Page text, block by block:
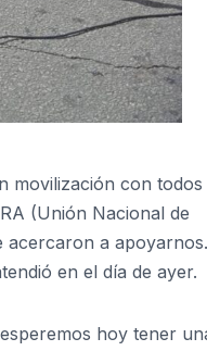
movilización con todos
(Unión Nacional de
acercaron a
en el día de ayer.
hoy tener